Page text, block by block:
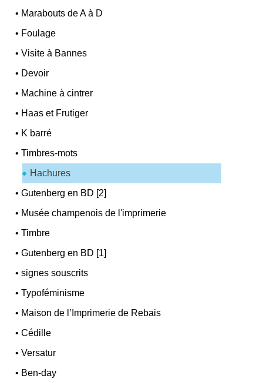
• Marabouts de A à D
• Foulage
•Visite à Bannes
• Devoir
• Machine à cintrer
• Haas et Frutiger
• K barré
•Timbres-mots
Hachures
•Gutenberg en BD [2]
• Musée champenois de l'imprimerie
•Timbre
•Gutenberg en BD [1]
•signes souscrits
•Typoféminisme
• Maison de l’Imprimerie de Rebais
•Cédille
•Versatur
• Ben-day